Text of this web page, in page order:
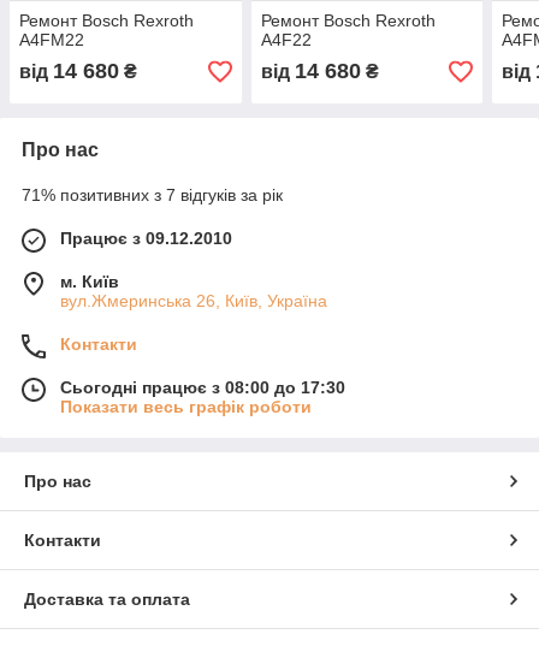
Ремонт Bosch Rexroth
A4FM22
від 14 680 ₴
Ремонт Bosch Rexroth
A4F22
від 14 680₴ від
Про нас
71% позитивних з 7 відгуків за рік
Працює з 09.12.2010
м. Київ
вул.Жмеринська 26, Київ, Україна
Контакти
Сьогодні працює з 08:00 до 17:30
Показати весь графік роботи
Про нас
Контакти
Доставка та оплата